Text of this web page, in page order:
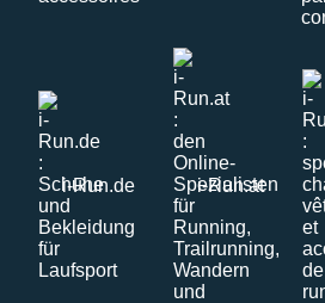
i-Run.de i-Run.at